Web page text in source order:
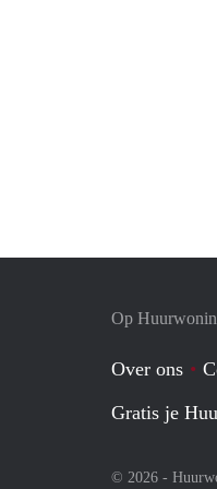
Op
Over ons
Gratis je
© 2026 -